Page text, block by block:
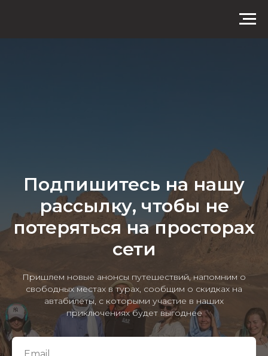
Подпишитесь на нашу
рассылку, чтобы не
потеряться на просторах
сети
Пришлем новые анонсы путешествий, напомним о
свободных местах в турах, сообщим о скидках на
автабилеты, с которыми участие в наших
приключениях будет выгоднее